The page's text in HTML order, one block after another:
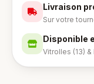
Livraison
Sur votre
Disponible
Vitrolles (13) &